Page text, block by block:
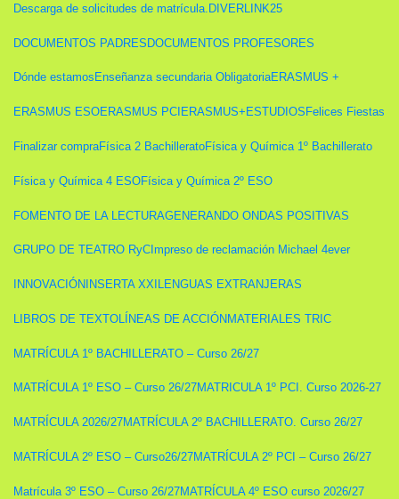
Descarga de solicitudes de matrícula. DIVERLINK25
DOCUMENTOS PADRESDOCUMENTOS PROFESORES
Dónde estamos Enseñanza secundaria ObligatoriaERASMUS +
ERASMUS ESOERASMUS PCI ERASMUS+ ESTUDIOS Felices Fiestas
Finalizar compraFísica 2 BachilleratoFísica y Química 1º Bachillerato
Física y Química 4 ESOFísica y Química 2º ESO
FOMENTO DE LA LECTURAGENERANDO ONDAS POSITIVAS
GRUPO DE TEATRO RyC Impreso de reclamación Michael 4ever
INNOVACIÓN INSERTA XXI LENGUAS EXTRANJERAS
LIBROS DE TEXTO LÍNEAS DE ACCIÓN MATERIALES TRIC
MATRÍCULA 1º BACHILLERATO – Curso 26/27
MATRÍCULA 1º ESO – Curso 26/27MATRICULA 1º PCI. Curso 2026-27
MATRÍCULA 2026/27MATRÍCULA 2º BACHILLERATO. Curso 26/27
MATRÍCULA 2º ESO – Curso26/27MATRÍCULA 2º PCI – Curso 26/27
Matrícula 3º ESO – Curso 26/27MATRÍCULA 4º ESO curso 2026/27